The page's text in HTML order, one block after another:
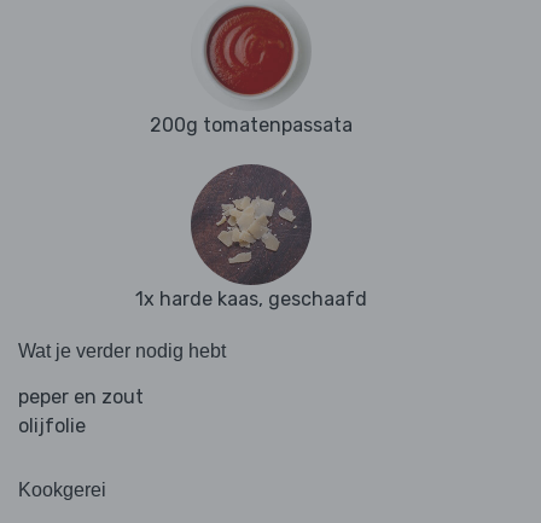
200g tomatenpassata
1x harde kaas, geschaafd
Wat je verder nodig hebt
peper en zout
olijfolie
Kookgerei